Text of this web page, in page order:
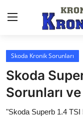
Anasayfa
Markalar
İletişim
Skoda Kronik Sorunları
Skoda
Sorunları ve
"Skoda Superb 1.4 TSI